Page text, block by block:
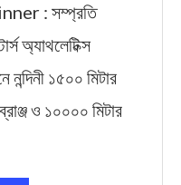
: সম্প্রতি
অ্যাথলেটিক্স
১৫০০ মিটার
ও ১০০০০ মিটার